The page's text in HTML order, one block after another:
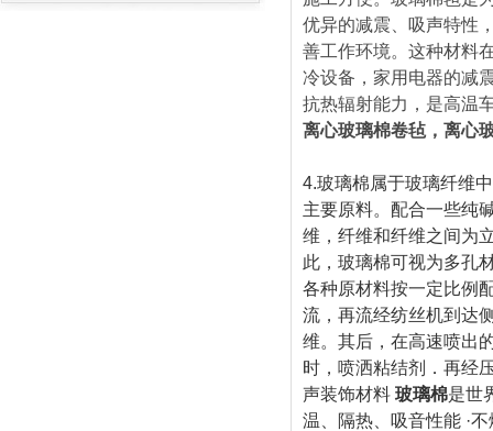
优异的减震、吸声特性
善工作环境。这种材料
冷设备，家用电器的减
抗热辐射能力，是高温
离心玻璃棉卷毡，离心
4.玻璃棉属于玻璃纤维
主要原料。配合一些纯
维，纤维和纤维之间为
此，玻璃棉可视为多孔
各种原材料按一定比例
流，再流经纺丝机到达
维。其后，在高速喷出
时，喷洒粘结剂．再经
声装饰材料 玻璃棉是世
温、隔热、吸音性能 ·